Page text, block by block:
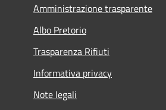
Amministrazione trasparente
Albo Pretorio
Trasparenza Rifiuti
Informativa privacy
Note legali